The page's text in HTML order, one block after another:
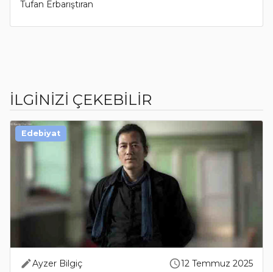
Tufan Erbarıştıran
İLGİNİZİ ÇEKEBİLİR
Ayzer Bilgiç 12 Temmuz 2025
Edebiyat